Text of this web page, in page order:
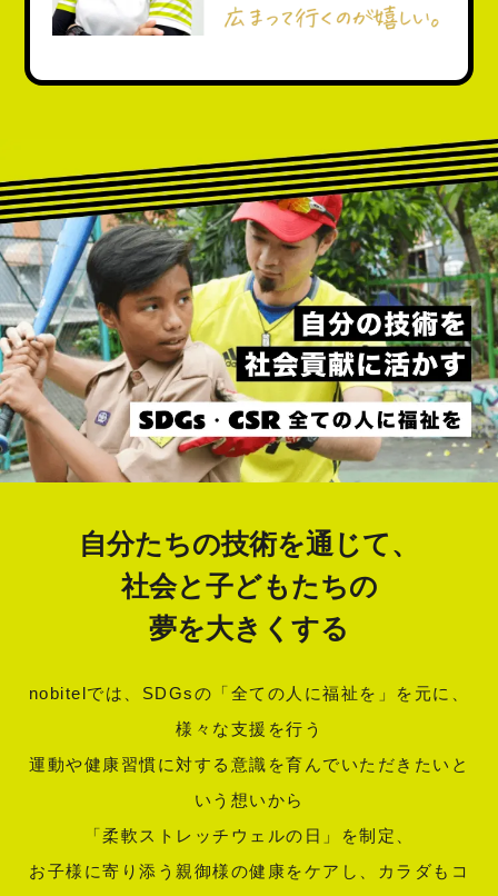
自分たちの技術を通じて、
社会と子どもたちの
夢を大きくする
nobitelでは、SDGsの「全ての人に福祉を」を元に、
様々な支援を行う
運動や健康習慣に対する意識を育んでいただきたいと
いう想いから
「柔軟ストレッチウェルの日」を制定、
お子様に寄り添う親御様の健康をケアし、カラダもコ